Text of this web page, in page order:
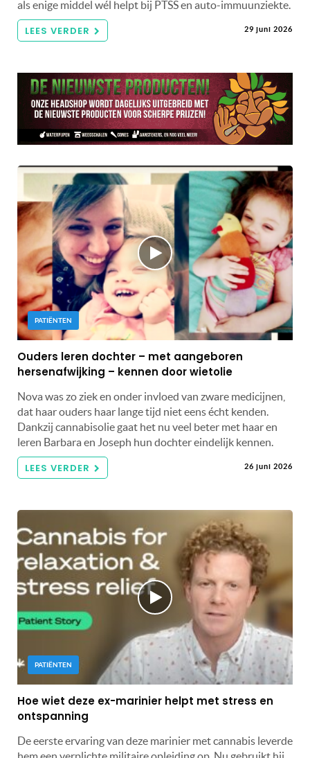
als enige middel wél helpt bij PTSS en auto-immuunziekte.
LEES VERDER 29 juni 2026
PATIËNTEN
Ouders leren dochter – met aangeboren
hersenafwijking – kennen door wietolie
Nova was zo ziek en onder invloed van zware medicijnen,
dat haar ouders haar lange tijd niet eens écht kenden.
Dankzij cannabisolie gaat het nu veel beter met haar en
leren Barbara en Joseph hun dochter eindelijk kennen.
LEES VERDER 26 juni 2026
PATIËNTEN
Hoe wiet deze ex-marinier helpt met stress en
ontspanning
De eerste ervaring van deze marinier met cannabis leverde